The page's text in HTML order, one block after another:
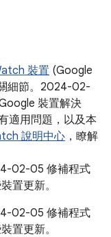
裝置 (Google
細節。2024-02-
裝置解決
適用問題，以及本
說明中心 ，瞭解
02-05 修補程式
置更新。
02-05 修補程式
置更新。